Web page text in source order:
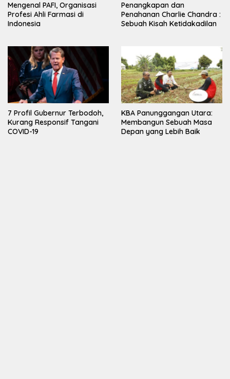
Mengenal PAFI, Organisasi
Profesi Ahli Farmasi di
Indonesia
Penangkapan dan
Penahanan Charlie Chandra :
Sebuah Kisah Ketidakadilan
7 Profil Gubernur Terbodoh,
Kurang Responsif Tangani
COVID-19
KBA Panunggangan Utara:
Membangun Sebuah Masa
Depan yang Lebih Baik